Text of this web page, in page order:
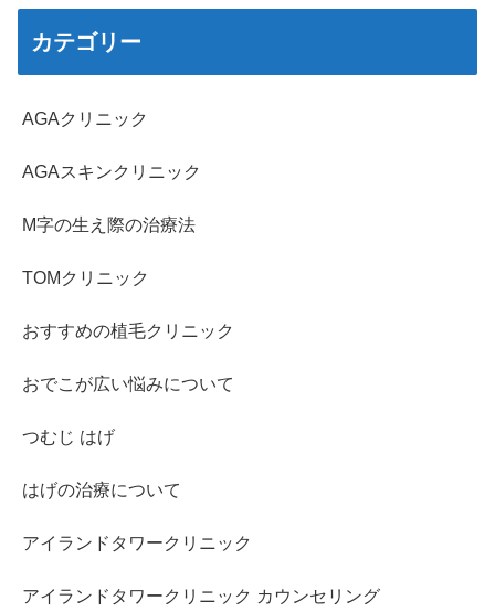
カテゴリー
AGAクリニック
AGAスキンクリニック
M字の生え際の治療法
TOMクリニック
おすすめの植毛クリニック
おでこが広い悩みについて
つむじ はげ
はげの治療について
アイランドタワークリニック
アイランドタワークリニック カウンセリング